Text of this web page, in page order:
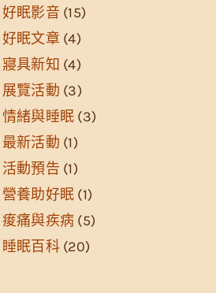
好眠影音 (15)
好眠文章 (4)
寢具新知 (4)
展覽活動 (3)
情緒與睡眠 (3)
最新活動 (1)
活動預告 (1)
營養助好眠 (1)
痠痛與疾病 (5)
睡眠百科(20)